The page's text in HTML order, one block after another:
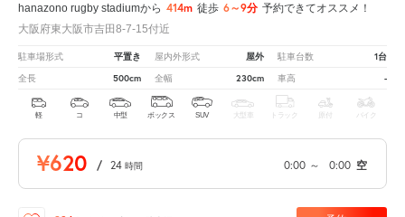
hanazono rugby stadiumから 414m 徒歩 6～9分 予約できてオススメ！
大阪府東大阪市吉田8-7-15付近
駐車場形式 平置き 屋内外形式 屋外 駐車台数 1台
全長 500cm 全幅 230cm 車高 -
軽 コ 中型 ボックス SUV 大型車 トラック 原付 バイク
¥620 / 24 時間 0:00 ～ 0:00 空